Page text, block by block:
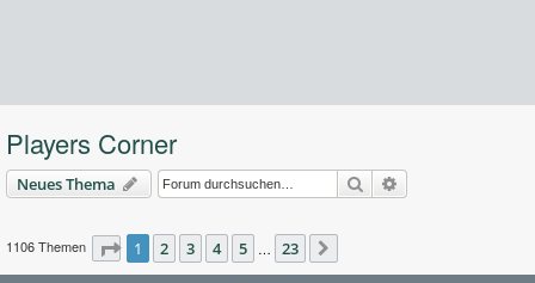
Players Corner
Neues Thema Suche
1106 Themen Seite1 von 23
1 2 3 4 5 … 23